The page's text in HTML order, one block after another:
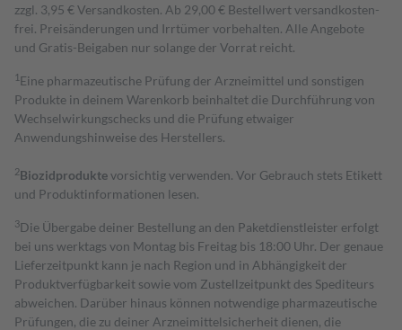
zzgl. 3,95 € Versandkosten. Ab 29,00 € Bestell­wert versand­kosten­
frei. Preisänderungen und Irrtümer vorbehalten. Alle Angebote
und Gratis-Beigaben nur solange der Vorrat reicht.
1 Eine pharmazeutische Prüfung der Arzneimittel und sonstigen
Produkte in deinem Warenkorb beinhaltet die Durchführung von
Wechselwirkungschecks und die Prüfung etwaiger
Anwendungshinweise des Herstellers.
2Biozidproduktevorsichtig verwenden. Vor Gebrauch stets Etikett
und Produktinformationen lesen.
3Die Übergabe deiner Bestellung an den Paketdienstleister erfolgt
bei uns werktags von Montag bis Freitag bis 18:00 Uhr. Der genaue
Lieferzeitpunkt kann je nach Region und in Abhängigkeit der
Produktverfügbarkeit sowie vom Zustellzeitpunkt des Spediteurs
abweichen. Darüber hinaus können notwendige pharmazeutische
Prüfungen, die zu deiner Arzneimittelsicherheit dienen, die